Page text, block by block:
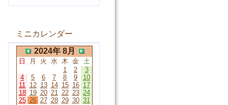
ミニカレンダー
2024年 8月
日 月 火 水 木 金 土
1
2
3
4
5 6 7 8 9
10
11 12 13 14 15 16 17
18 19 20 21 22 23 24
25 26 27 28 29 30 31